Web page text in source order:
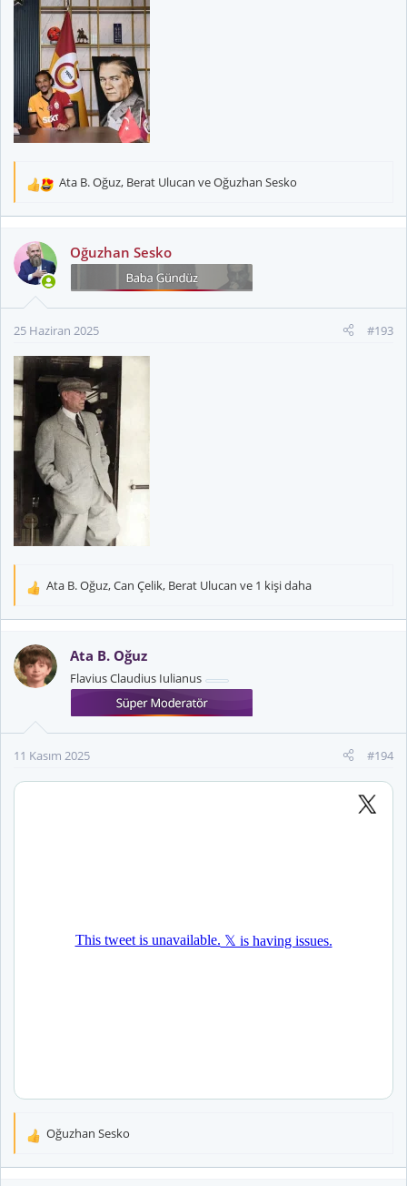
T
k
i
l
:
Ata B. Oğuz, Berat Ulucan veOğuzhan Sesko
Oğuzhan Sesko
25 Haziran 2025 #193
T
k
i
l
Ata B. Oğuz,Can Çelik, Berat Ulucan ve 1 kişi daha
Ata B. Oğuz
Flavius Claudius Iulianus
11 Kasım 2025 #194
T
Oğuzhan Sesko